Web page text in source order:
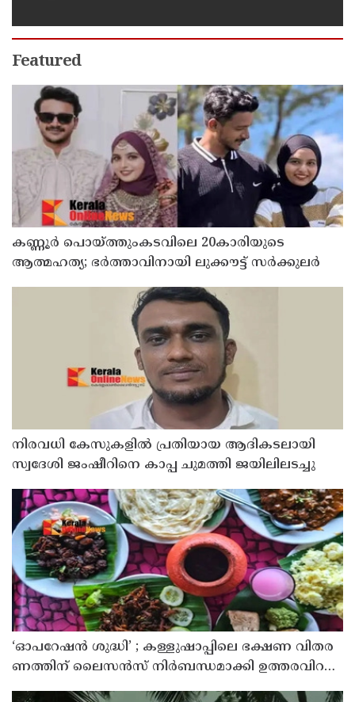
സംശയം
Featured
കണ്ണൂർ പൊയ്ത്തുംകടവിലെ 20കാരിയുടെ
ആത്മഹത്യ; ഭർത്താവിനായി ലുക്കൗട്ട് സർക്കുലർ
നിരവധി കേസുകളിൽ പ്രതിയായ ആദികടലായി
സ്വദേശി ജംഷീറിനെ കാപ്പ ചുമത്തി ജയിലിലടച്ചു
‘ഓ​പ​റേ​ഷ​ൻ ശു​ദ്ധി’ ; ക​ള്ളു​ഷാ​പ്പി​ലെ ഭ​ക്ഷ​ണ വി​ത​ര​
ണ​ത്തി​ന് ലൈ​സ​ൻ​സ് നി​ർ​ബ​ന്ധ​മാ​ക്കി ഉ​ത്ത​ര​വി​റ​